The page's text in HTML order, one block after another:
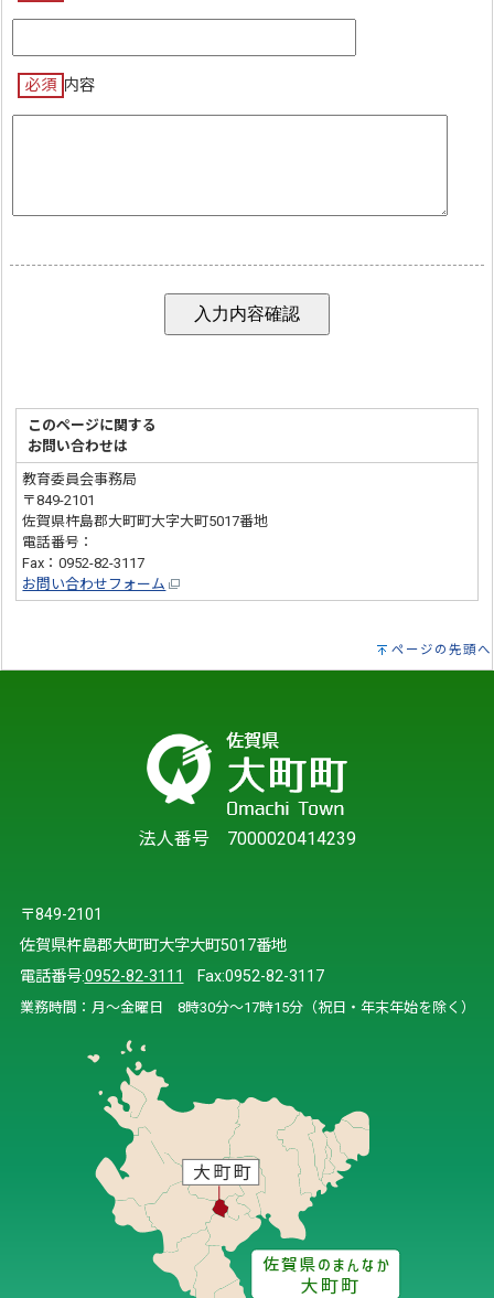
必須 内容
このページに関する
お問い合わせは
教育委員会事務局
〒849-2101
佐賀県杵島郡大町町大字大町5017番地
電話番号：
Fax：0952-82-3117
お問い合わせフォーム
ページの先頭へ
法人番号 7000020414239
〒849-2101
佐賀県杵島郡大町町大字大町5017番地
電話番号:0952-82-3111 Fax:0952-82-3117
業務時間：月～金曜日 8時30分～17時15分（祝日・年末年始を除く）